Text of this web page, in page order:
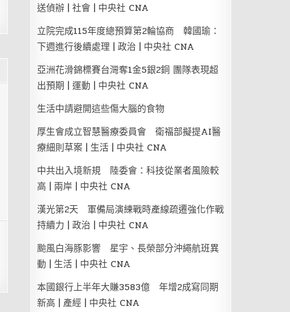
送偵辦 | 社會 | 中央社 CNA
立院完成115年度總預算第2輪協商 韓國瑜：
下週進行後續處理 | 政治 | 中央社 CNA
亞洲花滑錦標賽台灣奪1金5銀2銅 團隊表現超
出預期 | 運動 | 中央社 CNA
生活中請避開這些傷大腦的食物
厚生會成立智慧醫療委員會 衛福部擬提AI醫
療細則草案 | 生活 | 中央社 CNA
中共出入境新規 陸委會：科技從業者風險較
高 | 兩岸 | 中央社 CNA
漢光第2天 軍備局演練戰時產線疏遷強化作戰
持續力 | 政治 | 中央社 CNA
颱風白海豚影響 星宇、長榮部分沖繩航班異
動 | 生活 | 中央社 CNA
本國銀行上半年大賺3583億 年增2成寫同期
新高 | 產經 | 中央社 CNA